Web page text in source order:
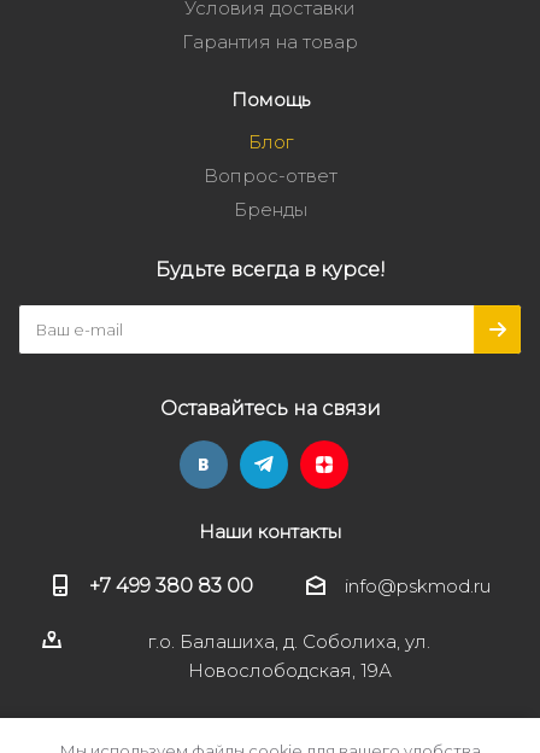
Условия доставки
Гарантия на товар
Помощь
Блог
Вопрос-ответ
Бренды
Будьте всегда в курсе!
Оставайтесь на связи
Наши контакты
+7 499 380 83 00 info@pskmod.ru
г.о. Балашиха, д. Соболиха, ул.
Новослободская, 19А